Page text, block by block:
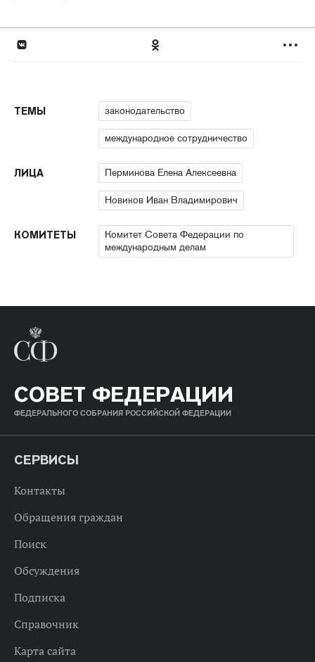
ТЕМЫ законодательство
международное сотрудничество
ЛИЦА Перминова Елена Алексеевна
Новиков Иван Владимирович
КОМИТЕТЫ
Комитет Совета Федерации по
международным делам
СОВЕТ ФЕДЕРАЦИИ
ФЕДЕРАЛЬНОГО СОБРАНИЯ РОССИЙСКОЙ ФЕДЕРАЦИИ
СЕРВИСЫ
Контакты
Обращения граждан
Поиск
Обсуждения
Подписка
Справочник
Карта сайта